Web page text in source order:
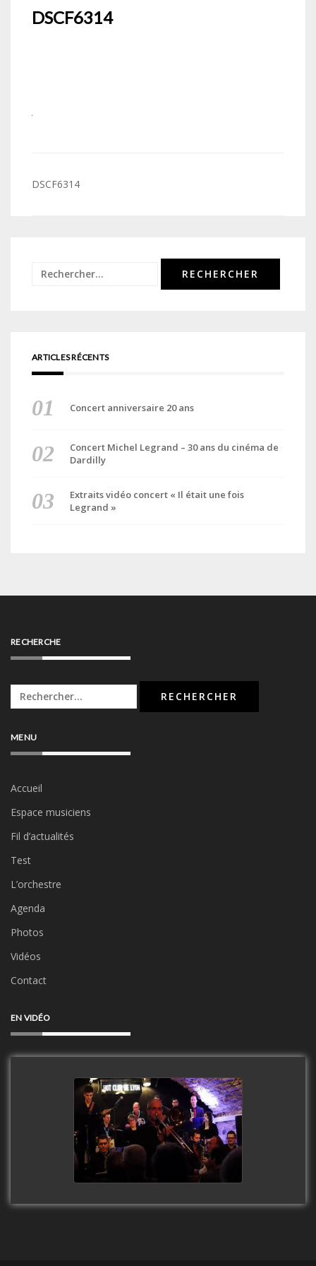
DSCF6314
Navigation
DSCF6314
Rechercher :
ARTICLES RÉCENTS
Concert anniversaire 20 ans
Concert Michel Legrand – 30 ans du cinéma de
Dardilly
Extraits vidéo concert « Il était une fois
Legrand »
RECHERCHE
Rechercher :
MENU
Accueil
Espace musiciens
Fil d’actualités
Test
L’orchestre
Agenda
Photos
Vidéos
Contact
EN VIDÉO
Clip Only Big Band 2019
watch video